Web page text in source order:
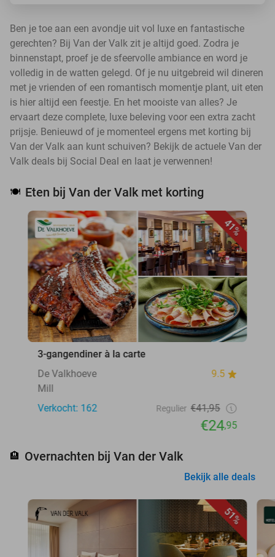
Ben je toe aan een avondje uit vol luxe en fantastische
gerechten? Bij Van der Valk zit je altijd goed. Zodra je
binnenstapt, proef je de sfeervolle ambiance en word je
volledig in de watten gelegd. Of je nu uitgebreid wil dineren
met je vrienden of een romantisch momentje plant, uit eten
is hier altijd een feestje. En het mooiste van alles? Je
ervaart deze complete, luxe beleving voor een extra zacht
prijsje. Benieuwd of je momenteel ergens met korting bij
Van der Valk aan kunt schuiven? Bekijk de actuele Van der
Valk deals bij Social Deal en laat je verwennen!
🍽️ Eten bij Van der Valk met korting
41%
3-gangendiner à la carte
De Valkhoeve
9.5
Mill
Verkocht: 162
Regulier €41,95
€24,95
🏨 Overnachten bij Van der Valk
Bekijk alle deals
51%